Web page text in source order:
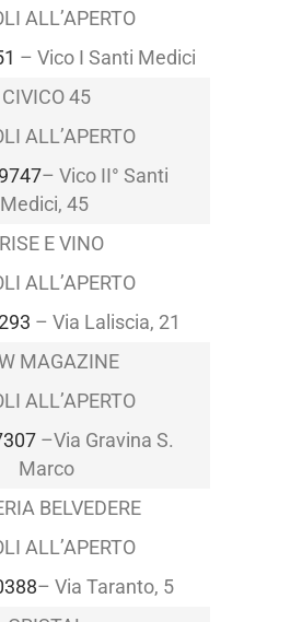
ALL’APERTO
– Vico I Santi Medici
CIVICO 45
ALL’APERTO
– Vico II° Santi
Medici, 45
E VINO
ALL’APERTO
– Via Laliscia, 21
MAGAZINE
ALL’APERTO
–Via Gravina S.
Marco
BELVEDERE
ALL’APERTO
– Via Taranto, 5